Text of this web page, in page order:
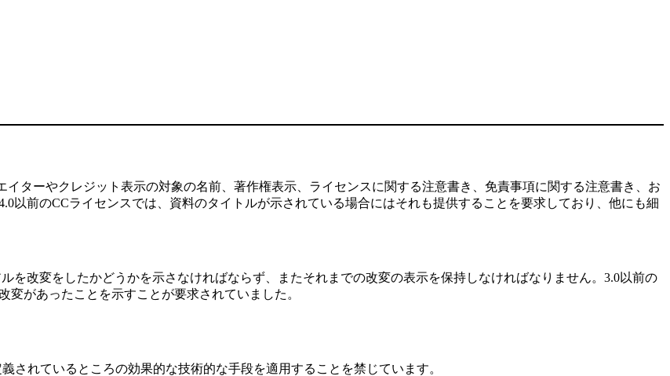
ターやクレジット表示の対象の名前、著作権表示、ライセンスに関する注意書き、免責事項に関する注意書き、お
以前のCCライセンスでは、資料のタイトルが示されている場合にはそれも提供することを要求しており、他にも細
を改変をしたかどうかを示さなければならず、またそれまでの改変の表示を保持しなければなりません。3.0以前の
があったことを示すことが要求されていました。
されているところの効果的な技術的な手段を適用することを禁じています。